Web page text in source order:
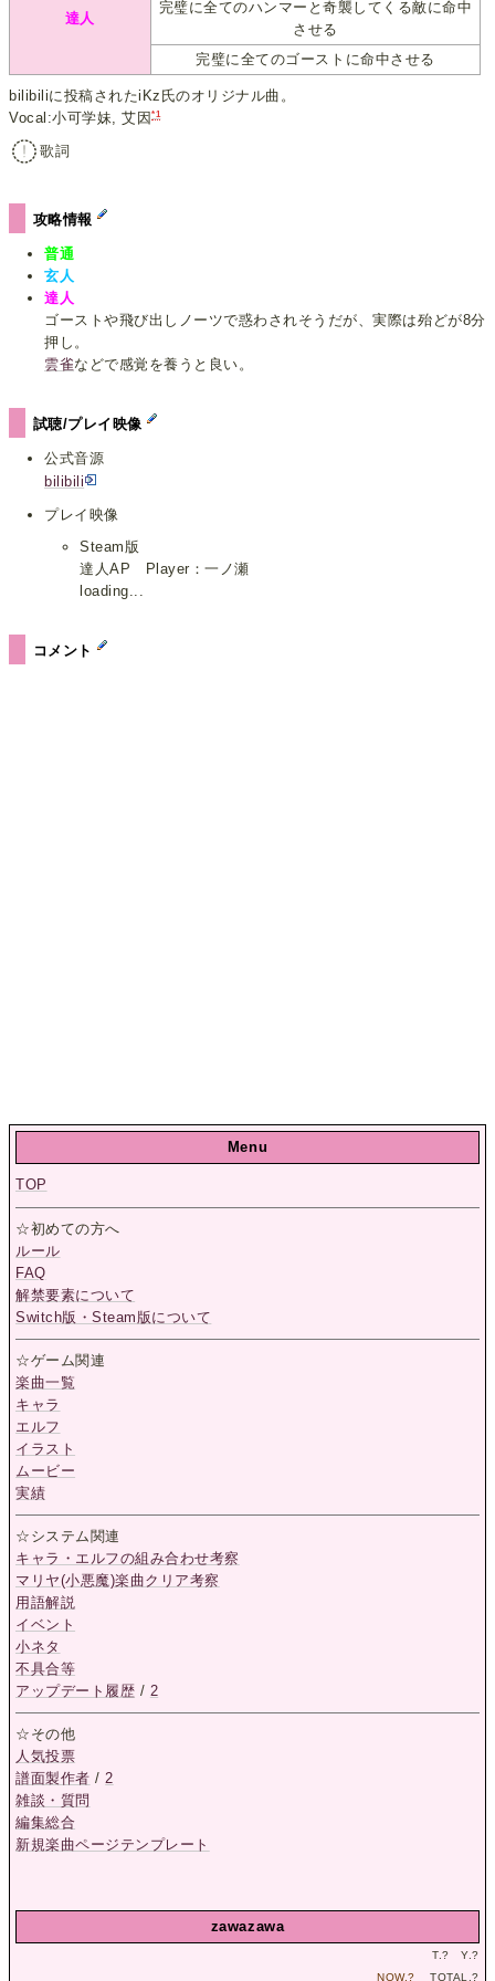
達人
完璧に全てのハンマーと奇襲してくる敵に命中
させる
完璧に全てのゴーストに命中させる
bilibiliに投稿されたiKz氏のオリジナル曲。
Vocal:小可学妹, 艾因*1
歌詞
攻略情報
普通
玄人
達人
ゴーストや飛び出しノーツで惑わされそうだが、実際は殆どが8分
押し。
雲雀などで感覚を養うと良い。
試聴/プレイ映像
公式音源
bilibili
プレイ映像
Steam版
達人AP Player：一ノ瀬
loading...
コメント
Menu
TOP
☆初めての方へ
ルール
FAQ
解禁要素について
Switch版・Steam版について
☆ゲーム関連
楽曲一覧
キャラ
エルフ
イラスト
ムービー
実績
☆システム関連
キャラ・エルフの組み合わせ考察
マリヤ(小悪魔)楽曲クリア考察
用語解説
イベント
小ネタ
不具合等
アップデート履歴 / 2
☆その他
人気投票
譜面製作者 /2
雑談・質問
編集総合
新規楽曲ページテンプレート
zawazawa
T.? Y.?
NOW.? TOTAL.?